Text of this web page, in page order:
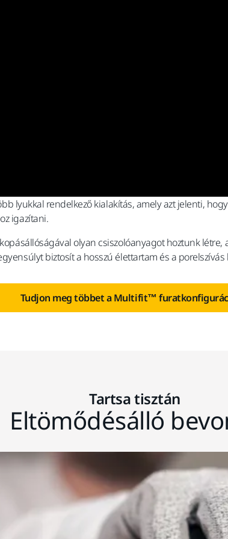
lyukkal rendelkező kialakítás, amely azt jelenti,
igazítani.
olyan csiszolóanyagot hoztunk
biztosít a hosszú élettartam és a porelszívás
Tudjon meg többet a Multifit™
Tartsa tisztán
Eltömődésálló